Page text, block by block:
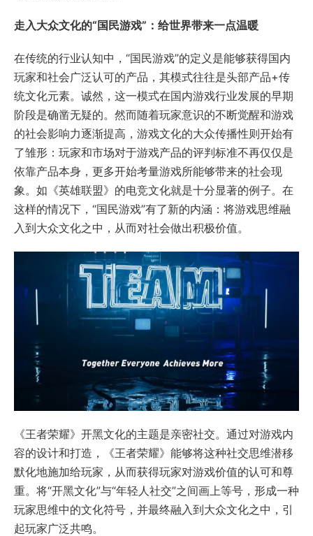
走入大众文化的“国民游戏”：给世界带来一点温暖
在传统的行业认知中，“国民游戏”的定义是能够获得国内
玩家和社会广泛认可的产品，其模式往往是头部产品+传
统文化元素。诚然，这一模式在国内游戏行业发展的早期
阶段是确凿无疑的。然而随着玩家意识的不断觉醒和游戏
的社会影响力逐渐提高，游戏文化的大众传播性则开始有
了雏形：玩家和市场对于游戏产品的评判标准不再仅仅是
依靠产品本身，更多开始考量游戏所能够带来的社会现
象。如《英雄联盟》的电竞文化就是十分显著的例子。在
这样的情况下，“国民游戏”有了新的内涵：将游戏思维融
入到大众文化之中，从而对社会做出积极价值。
《王者荣耀》开黑文化的主题是亲密社交。通过对游戏内
容的设计和打造，《王者荣耀》能够将这种社交思维潜移
默化地施加给玩家，从而获得玩家对游戏价值的认可和尊
重。将“开黑文化”与“年轻人社交”之间画上等号，形成一种
玩家思维中的文化符号，并最终融入到大众文化之中，引
起玩家广泛共鸣。